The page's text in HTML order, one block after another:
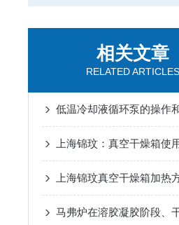
相关文章
RELATED ARTICLES
低温冷却液循环泵的操作
上海锦玟：真空干燥箱使
上海锦玟真空干燥箱加热